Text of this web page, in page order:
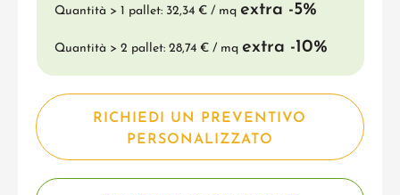
Quantità > 1 pallet: 32,34 € / mq extra -5%
Quantità > 2 pallet: 28,74 € / mq extra -10%
RICHIEDI UN PREVENTIVO
PERSONALIZZATO